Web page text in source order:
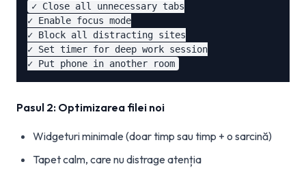
✓ Close all unnecessary tabs
✓ Enable focus mode
✓ Block all distracting sites
✓ Set timer for deep work session
Pasul 2: Optimizarea filei noi
Widgeturi minimale (doar timp sau timp + o sarcină)
Tapet calm, care nu distrage atenția